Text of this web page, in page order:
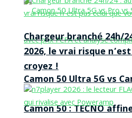
Camon 50 Ultra 5G vs
Camon 50 : TECNO
Chargeur branché 24h/
2026, le vrai risque
croyez !